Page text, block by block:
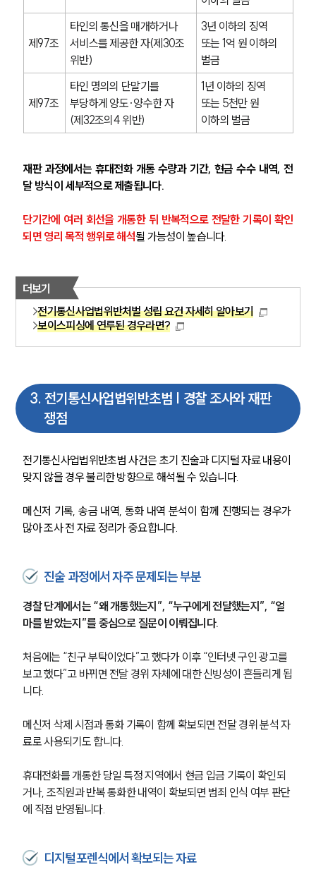
제97조
타인의 통신을 매개하거나
서비스를 제공한 자(제30조
위반)
3년 이하의 징역
또는 1억 원 이하의
벌금
제97조
타인 명의의 단말기를
부당하게 양도·양수한 자
(제32조의4 위반)
1년 이하의 징역
또는 5천만 원
이하의 벌금
재판 과정에서는 휴대전화 개통 수량과 기간, 현금 수수 내역, 전
달 방식이 세부적으로 제출됩니다.
단기간에 여러 회선을 개통한 뒤 반복적으로 전달한 기록이 확인
되면 영리 목적 행위로 해석될 가능성이 높습니다.
더보기
전기통신사업법위반처벌 성립 요건 자세히 알아보기
보이스피싱에 연루된 경우라면?
3. 전기통신사업법위반초범 | 경찰 조사와 재판
쟁점
전기통신사업법위반초범 사건은 초기 진술과 디지털 자료 내용이
맞지 않을 경우 불리한 방향으로 해석될 수 있습니다.
메신저 기록, 송금 내역, 통화 내역 분석이 함께 진행되는 경우가
많아 조사 전 자료 정리가 중요합니다.
진술 과정에서 자주 문제되는 부분
경찰 단계에서는 “왜 개통했는지”, “누구에게 전달했는지”, “얼
마를 받았는지”를 중심으로 질문이 이뤄집니다.
처음에는 “친구 부탁이었다”고 했다가 이후 “인터넷 구인 광고를
보고 했다”고 바뀌면 전달 경위 자체에 대한 신빙성이 흔들리게 됩
니다.
메신저 삭제 시점과 통화 기록이 함께 확보되면 전달 경위 분석 자
료로 사용되기도 합니다.
휴대전화를 개통한 당일 특정 지역에서 현금 입금 기록이 확인되
거나, 조직원과 반복 통화한 내역이 확보되면 범죄 인식 여부 판단
에 직접 반영됩니다.
디지털포렌식에서 확보되는 자료